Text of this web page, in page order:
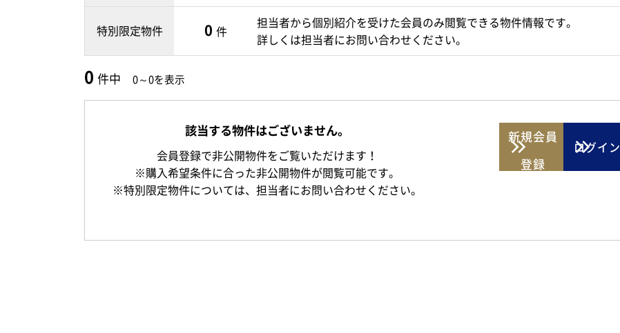
特別限定物件 0 件
担当者から個別紹介を受けた会員のみ閲覧できる物件情報です。
詳しくは担当者にお問い合わせください。
0 件中 0～0を表示
該当する物件はございません。
会員登録で非公開物件をご覧いただけます！
※購入希望条件に合った非公開物件が閲覧可能です。
※特別限定物件については、担当者にお問い合わせください。
新規会員
登録
ログイン